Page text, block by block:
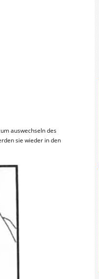
auswechseln des
sie wieder in den